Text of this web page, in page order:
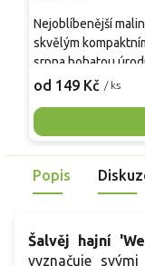
od 149 Kč / ks
Nejoblíbenější
skvělým
srpna bohatou
Pevné vzpřímené
Mrazuvzdornost do
skvělou volbu pro
Popis
Šalvěj hajní
vyznačuje